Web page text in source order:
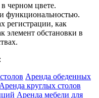
черном цвете.
функциональностью.
регистрации, как
элемент обстановки в
Аренда обеденных
Аренда круглых столов
Аренда мебели для